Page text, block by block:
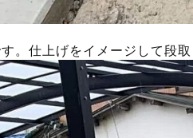
。仕上げをイメージして段取